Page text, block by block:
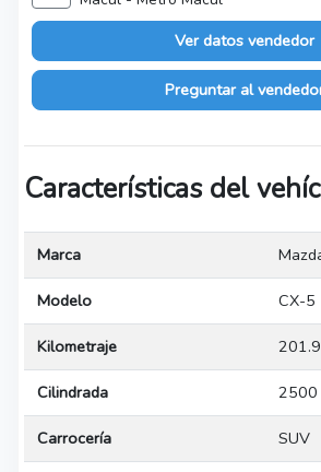
Ver datos vendedor
Preguntar al
Características del
Marca
Modelo CX-5
Kilometraje
Cilindrada 2500
Carrocería SUV